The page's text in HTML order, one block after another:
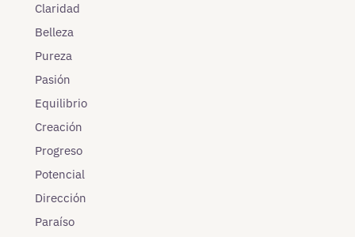
Claridad
Belleza
Pureza
Pasión
Equilibrio
Creación
Progreso
Potencial
Dirección
Paraíso